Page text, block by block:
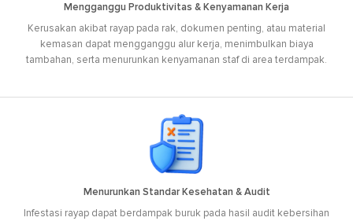
Mengganggu Produktivitas & Kenyamanan Kerja
Kerusakan akibat rayap pada rak, dokumen penting, atau material
kemasan dapat mengganggu alur kerja, menimbulkan biaya
tambahan, serta menurunkan kenyamanan staf di area terdampak.
Menurunkan Standar Kesehatan & Audit
Infestasi rayap dapat berdampak buruk pada hasil audit kebersihan